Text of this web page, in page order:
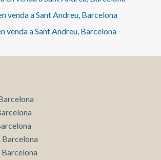
venda a Sant Andreu, Barcelona
venda a Sant Andreu, Barcelona
Barcelona
Barcelona